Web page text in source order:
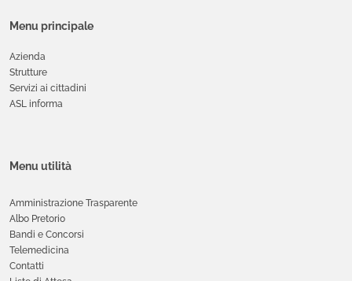
Menu principale
Azienda
Strutture
Servizi ai cittadini
ASL informa
Menu utilità
Amministrazione Trasparente
Albo Pretorio
Bandi e Concorsi
Telemedicina
Contatti